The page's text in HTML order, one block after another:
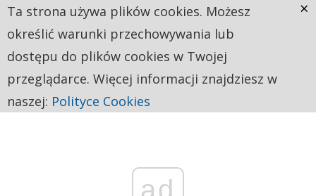
ad
Ta strona używa plików cookies. Możesz
określić warunki przechowywania lub
dostępu do plików cookies w Twojej
przeglądarce. Więcej informacji znajdziesz w
naszej: Polityce Cookies
×